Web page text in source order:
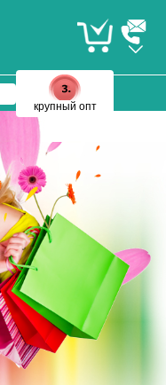
крупный опт